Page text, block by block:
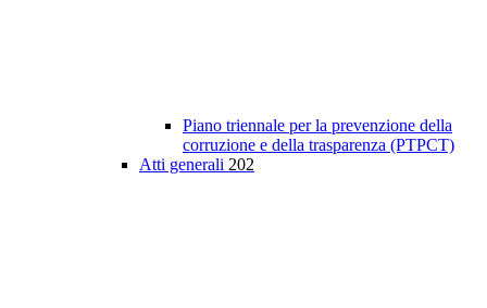
Piano triennale per la prevenzione della
corruzione e della trasparenza (PTPCT)
Atti generali 202